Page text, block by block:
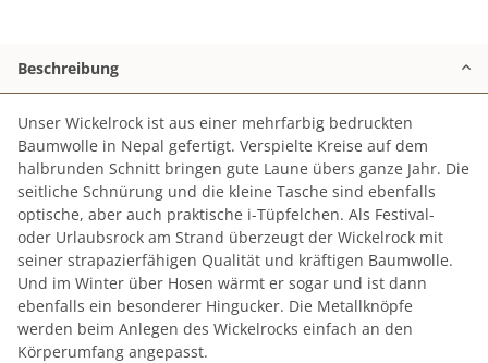
Beschreibung
Unser Wickelrock ist aus einer mehrfarbig bedruckten
Baumwolle in Nepal gefertigt. Verspielte Kreise auf dem
halbrunden Schnitt bringen gute Laune übers ganze Jahr. Die
seitliche Schnürung und die kleine Tasche sind ebenfalls
optische, aber auch praktische i-Tüpfelchen. Als Festival-
oder Urlaubsrock am Strand überzeugt der Wickelrock mit
seiner strapazierfähigen Qualität und kräftigen Baumwolle.
Und im Winter über Hosen wärmt er sogar und ist dann
ebenfalls ein besonderer Hingucker. Die Metallknöpfe
werden beim Anlegen des Wickelrocks einfach an den
Körperumfang angepasst.